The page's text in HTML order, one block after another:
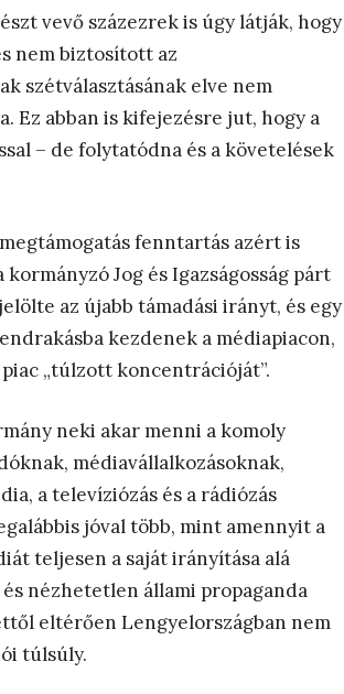
vevő százezrek is úgy látják, hogy
nem biztosított az
szétválasztásának elve nem
Ez abban is kifejezésre jut, hogy a
– de folytatódna és a követelések
fenntartás azért is
kormányzó Jog és Igazságosság párt
az újabb támadási irányt, és egy
kezdenek a médiapiacon,
„túlzott koncentrációját”.
neki akar menni a komoly
médiavállalkozásoknak,
a televíziózás és a rádiózás
jóval több, mint amennyit a
teljesen a saját irányítása alá
nézhetetlen állami propaganda
eltérően Lengyelországban nem
túlsúly.